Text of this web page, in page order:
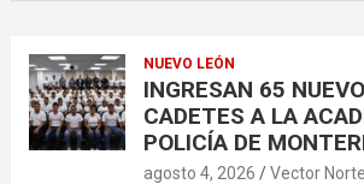
NUEVO LEÓN
INGRESAN 65
CADETES A LA
POLICÍA DE
agosto 4, 2026 Vector Norte